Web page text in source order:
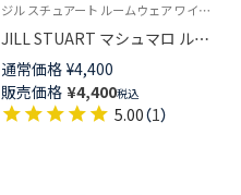
ジル スチュアート ルームウェア ワイドパンツ 長ズボン もこもこ生地
JILL STUART マシュマロ ルー
ムパンツ レディース 93140006
通常価格 ¥4,400
販売価格 ¥4,400税込
5.00（1）